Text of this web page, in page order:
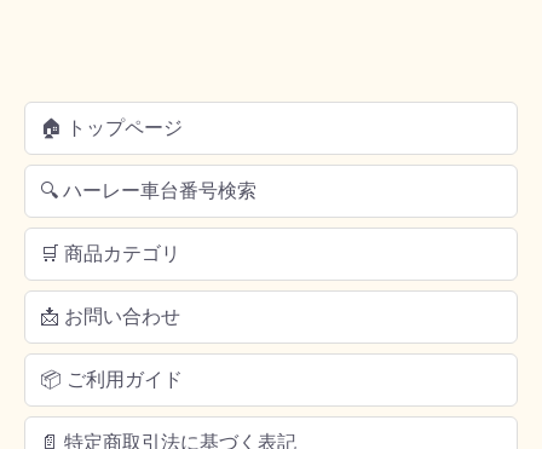
🏠 トップページ
🔍 ハーレー車台番号検索
🛒 商品カテゴリ
📩 お問い合わせ
📦 ご利用ガイド
📄 特定商取引法に基づく表記